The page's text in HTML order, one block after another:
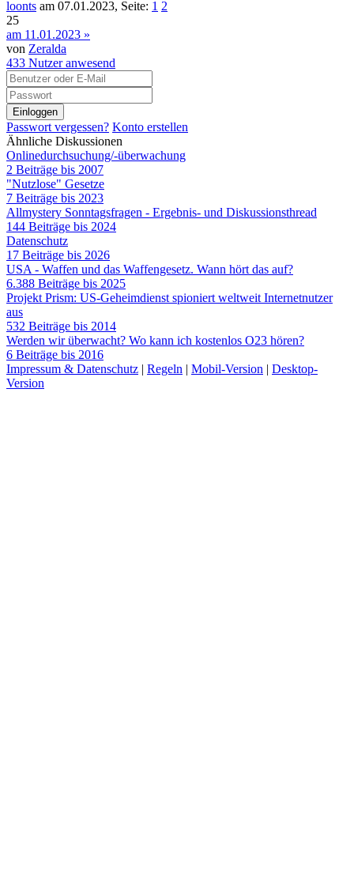
loonts am 07.01.2023, Seite: 1 2
25
am 11.01.2023 »
von Zeralda
433 Nutzer anwesend
Einloggen
Passwort vergessen? Konto erstellen
Ähnliche Diskussionen
Onlinedurchsuchung/-überwachung
2 Beiträge bis 2007
"Nutzlose" Gesetze
7 Beiträge bis 2023
Allmystery Sonntagsfragen - Ergebnis- und Diskussionsthread
144 Beiträge bis 2024
Datenschutz
17 Beiträge bis 2026
USA - Waffen und das Waffengesetz. Wann hört das auf?
6.388 Beiträge bis 2025
Projekt Prism: US-Geheimdienst spioniert weltweit Internetnutzer
aus
532 Beiträge bis 2014
Werden wir überwacht? Wo kann ich kostenlos O23 hören?
6 Beiträge bis 2016
Impressum & Datenschutz | Regeln | Mobil-Version | Desktop-
Version